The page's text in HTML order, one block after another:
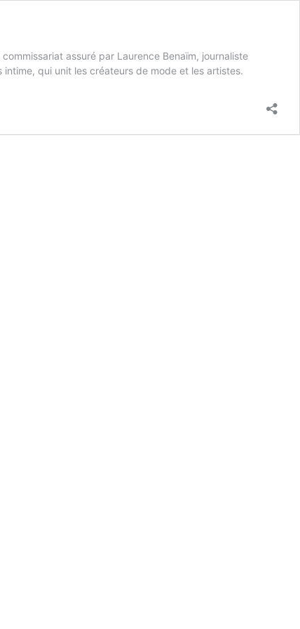
assuré par Laurence Benaïm, journaliste
qui unit les créateurs de mode et les artistes.